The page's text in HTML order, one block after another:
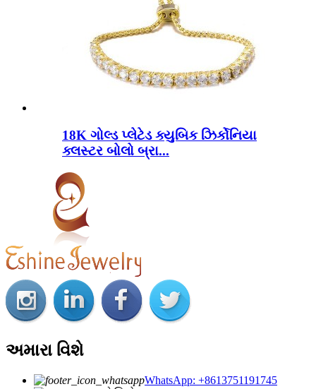
18K ગોલ્ડ પ્લેટેડ ક્યુબિક ઝિર્કોનિયા
ક્લસ્ટર બોલો બ્રા...
અમારા વિશે
WhatsApp: +8613751191745